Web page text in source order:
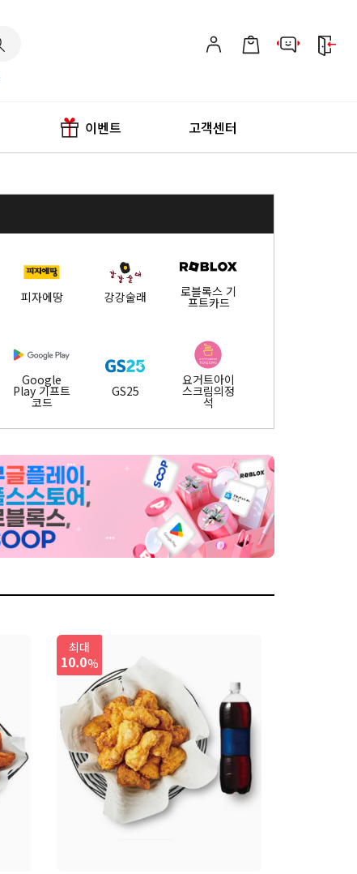
이벤트 고객센터
피자에땅 강강술래 로블록스 기
프트카드
Google
Play 기프트
코드
GS25
요거트아이
스크림의정
석
봉명동내커
피 네이버페이 배스킨라빈
스
7번가피자 티바두마리 컬쳐캐쉬
현대그린푸 군자대한곱
도미노피자 뚜레쥬르
교촌치킨 보드람치킨
최대
10.0%